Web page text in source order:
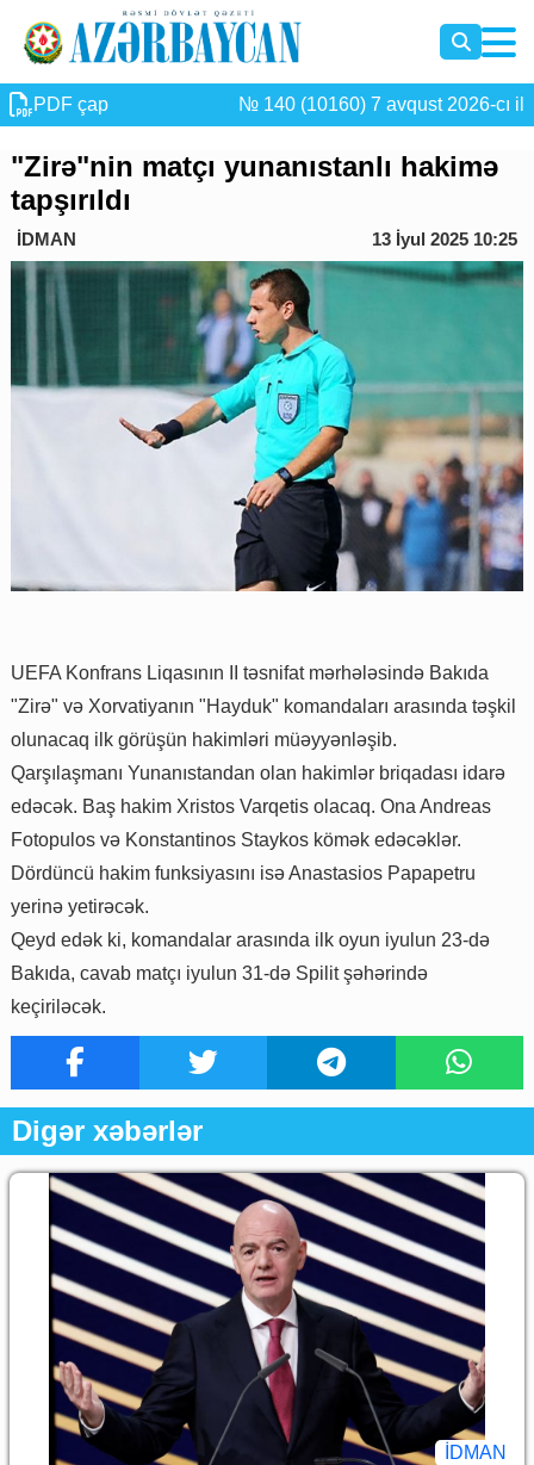
PDF çap № 140 (10160) 7 avqust 2026-cı il
"Zirə"nin matçı yunanıstanlı hakimə
tapşırıldı
İDMAN 13 İyul 2025 10:25
UEFA Konfrans Liqasının II təsnifat mərhələsində Bakıda
"Zirə" və Xorvatiyanın "Hayduk" komandaları arasında təşkil
olunacaq ilk görüşün hakimləri müəyyənləşib.
Qarşılaşmanı Yunanıstandan olan hakimlər briqadası idarə
edəcək. Baş hakim Xristos Varqetis olacaq. Ona Andreas
Fotopulos və Konstantinos Staykos kömək edəcəklər.
Dördüncü hakim funksiyasını isə Anastasios Papapetru
yerinə yetirəcək.
Qeyd edək ki, komandalar arasında ilk oyun iyulun 23-də
Bakıda, cavab matçı iyulun 31-də Spilit şəhərində
keçiriləcək.
Digər xəbərlər
İDMAN